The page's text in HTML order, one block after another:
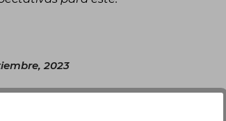
2023
tiene como 5-6 ilustraciones,
amo la pareja de Vlad y